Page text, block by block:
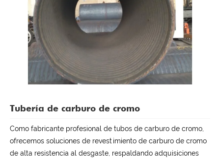
Tubería de carburo de cromo
Como fabricante profesional de tubos de carburo de cromo,
ofrecemos soluciones de revestimiento de carburo de cromo
de alta resistencia al desgaste, respaldando adquisiciones